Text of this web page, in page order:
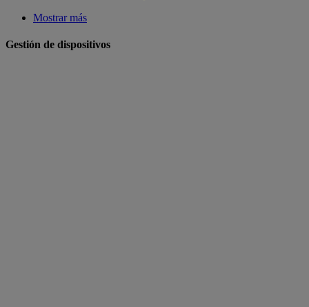
Mostrar más
Gestión de dispositivos